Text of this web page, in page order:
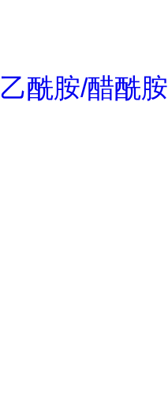
乙酰胺/醋酰胺